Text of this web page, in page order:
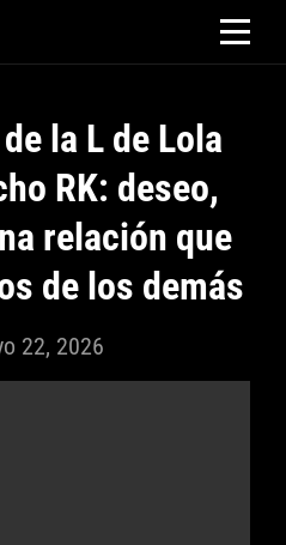
la L de Lola
RK: deseo,
relación que
de los demás
22, 2026